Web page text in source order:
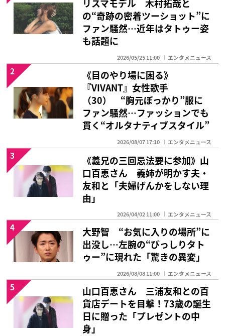
リスマモデル 木村拓哉と
の“奇跡の密着ツーショット”に
ファン騒然…近年はタトゥー姿
も話題に
2026/05/25 11:00 エンタメニュース
《目のやり場に困る》
『VIVANT』女性歌手
（30） “胸元ぽっかり”服に
ファン騒然…ファッションでも
貫く“オルタナティブスタイル”
2026/08/07 17:10 エンタメニュース
2
《義兄の三回忌法要に参加》山
口百恵さん 義姉が明かす夫・
友和と「夫婦げんかをしない理
由」
2026/04/02 11:00 エンタメニュース
3
大野智 “お気に入りの場所”に
出没し…左腕の“びっしりタト
ゥー”に現れた「驚きの異変」
2026/08/08 11:00 エンタメニュース
4
山口百恵さん 三浦友和との百
貨店デートを目撃！73歳の誕生
日に贈った「プレゼントの中
身」
5